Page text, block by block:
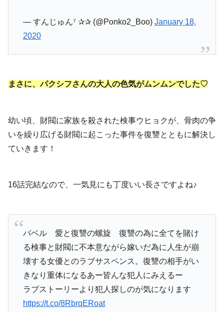
— すんじゅん⁷ ✰✰ (@Ponko2_Boo) January 18,
2020
まさに、パクシフさんの大人の色気がムンムンでした♡
幼い頃、財閥に家族を殺された検事ウヒョクが、骨肉の争
いを繰り広げる財閥に起こった事件を復讐とともに解決し
ていきます！
16話完結なので、一気見にも丁度いい長さですよね♪
バベル 愛と復讐の螺旋 復讐の為に全てを賭け
る検事と財閥に不本意ながら嫁いだ為に人生が崩
壊する女優とのラブサスペンス。復讐の相手がい
きなり重体になるあー皆んな犯人にみえるー
ラブストーリーより犯人探しのが気になります
https://t.co/8RbrqERoat